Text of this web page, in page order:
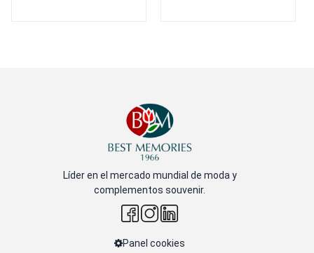
Líder en el mercado mundial de moda y
complementos souvenir.
Panel cookies